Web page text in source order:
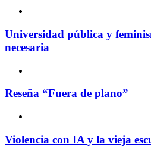
Universidad pública y
necesaria
Reseña “Fuera de plano”
Violencia con IA y la vieja